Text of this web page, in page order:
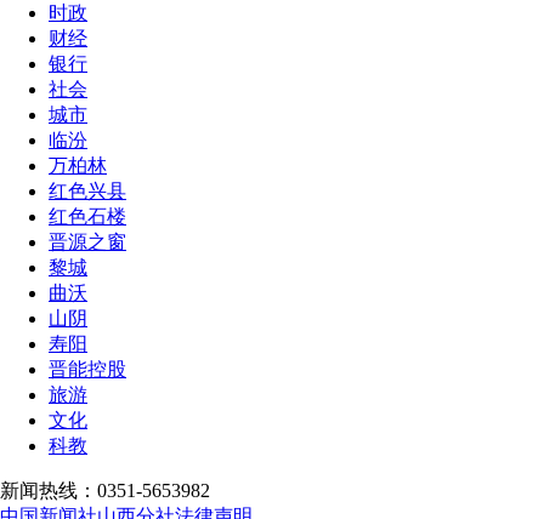
时政
财经
银行
社会
城市
临汾
万柏林
红色兴县
红色石楼
晋源之窗
黎城
曲沃
山阴
寿阳
晋能控股
旅游
文化
科教
新闻热线：0351-5653982